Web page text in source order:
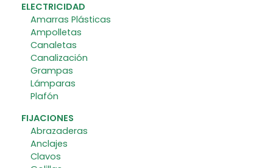
ELECTRICIDAD
Amarras Plásticas
Ampolletas
Canaletas
Canalización
Grampas
Lámparas
Plafón
FIJACIONES
Abrazaderas
Anclajes
Clavos